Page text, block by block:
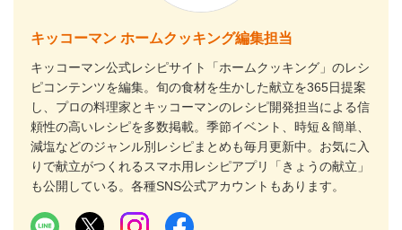
キッコーマン ホームクッキング編集担当
キッコーマン公式レシピサイト「ホームクッキング」のレシ
ピコンテンツを編集。旬の食材を生かした献立を365日提案
し、プロの料理家とキッコーマンのレシピ開発担当による信
頼性の高いレシピを多数掲載。季節イベント、時短＆簡単、
減塩などのジャンル別レシピまとめも毎月更新中。お気に入
りで献立がつくれるスマホ用レシピアプリ「きょうの献立」
も公開している。各種SNS公式アカウントもあります。